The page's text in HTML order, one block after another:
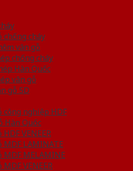
chống cháy
vân gỗ
chống cháy
Hàn Quốc
vân gỗ
gỗ 5D
công nghiệp HDF
Hàn Quốc
HDF VENEER
MDF LAMINATE
MDF MELAMINE
MDF VENEER